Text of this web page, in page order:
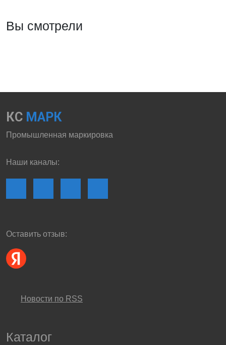
Вы смотрели
КС МАРК
Промышленная маркировка
Наши каналы:
Оставить отзыв:
Новости по RSS
Каталог